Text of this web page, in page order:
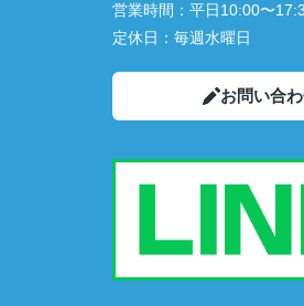
営業時間： 平日10:00〜
定休日： 毎週水曜日
お問い合